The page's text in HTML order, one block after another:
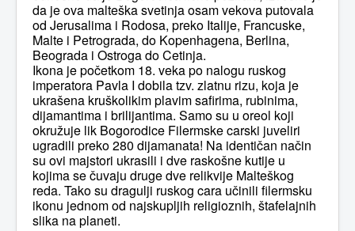
da je ova malteška svetinja osam vekova putovala
od Jerusalima i Rodosa, preko Italije, Francuske,
Malte i Petrograda, do Kopenhagena, Berlina,
Beograda i Ostroga do Cetinja.
Ikona je početkom 18. veka po nalogu ruskog
imperatora Pavla I dobila tzv. zlatnu rizu, koja je
ukrašena kruškolikim plavim safirima, rubinima,
dijamantima i brilijantima. Samo su u oreol koji
okružuje lik Bogorodice Filermske carski juveliri
ugradili preko 280 dijamanata! Na identičan način
su ovi majstori ukrasili i dve raskošne kutije u
kojima se čuvaju druge dve relikvije Malteškog
reda. Tako su dragulji ruskog cara učinili filermsku
ikonu jednom od najskupljih religioznih, štafelajnih
slika na planeti.